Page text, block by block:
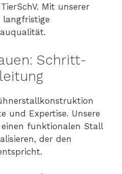
Mit unserer
langfristige
Schritt-
und Expertise. Unsere
funktionalen Stall
der den